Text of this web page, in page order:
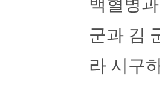
백혈병
군과 김
라 시구